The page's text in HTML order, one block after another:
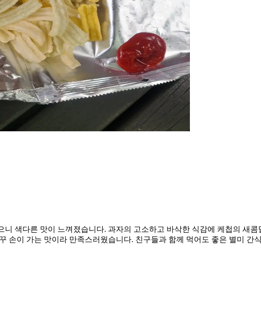
니 색다른 맛이 느껴졌습니다. 과자의 고소하고 바삭한 식감에 케첩의 새
손이 가는 맛이라 만족스러웠습니다. 친구들과 함께 먹어도 좋은 별미 간